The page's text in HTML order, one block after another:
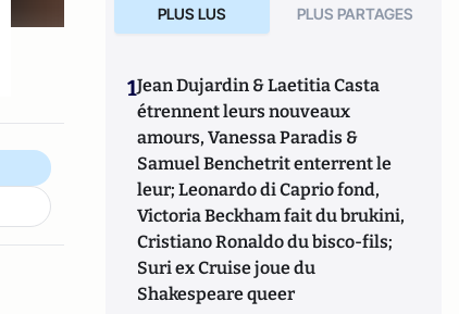
PLUS LUS PLUS PARTAGES
1Jean Dujardin & Laetitia Casta
étrennent leurs nouveaux
amours, Vanessa Paradis &
Samuel Benchetrit enterrent le
leur; Leonardo di Caprio fond,
Victoria Beckham fait du brukini,
Cristiano Ronaldo du bisco-fils;
Suri ex Cruise joue du
Shakespeare queer